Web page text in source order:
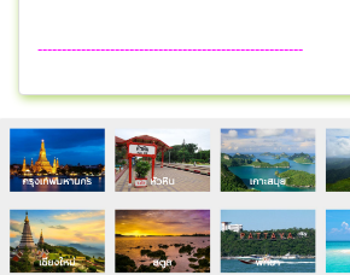
-------------------------------------------------------